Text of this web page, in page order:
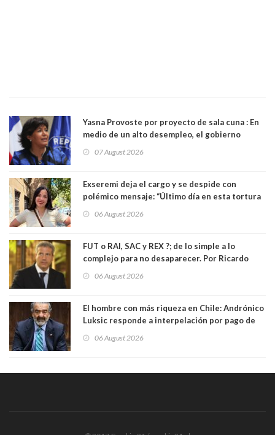
Yasna Provoste por proyecto de sala cuna : En
medio de un alto desempleo, el gobierno
07 August 2026
Exseremi deja el cargo y se despide con
polémico mensaje: “Último día en esta tortura
06 August 2026
FUT o RAI, SAC y REX ?; de lo simple a lo
complejo para no desaparecer. Por Ricardo
06 August 2026
El hombre con más riqueza en Chile: Andrónico
Luksic responde a interpelación por pago de
día que me muera”
06 August 2026